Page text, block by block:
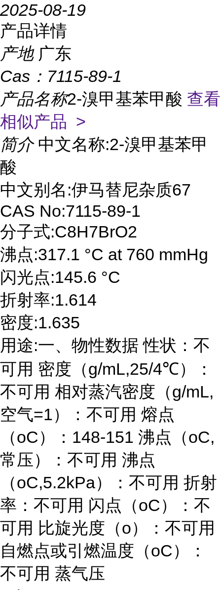
2025-08-19
产品详情
产地 广东
Cas： 7115-89-1
产品名称2-溴甲基苯甲酸 查看
相似产品 >
简介 中文名称:2-溴甲基苯甲
酸
中文别名:伊马替尼杂质67
CAS No:7115-89-1
分子式:C8H7BrO2
沸点:317.1 °C at 760 mmHg
闪光点:145.6 °C
折射率:1.614
密度:1.635
用途:一、物性数据 性状：不
可用 密度（g/mL,25/4℃）：
不可用 相对蒸汽密度（g/mL,
空气=1）：不可用 熔点
（oC）：148-151 沸点（oC,
常压）：不可用 沸点
（oC,5.2kPa）：不可用 折射
率：不可用 闪点（oC）：不
可用 比旋光度（o）：不可用
自燃点或引燃温度（oC）：
不可用 蒸气压